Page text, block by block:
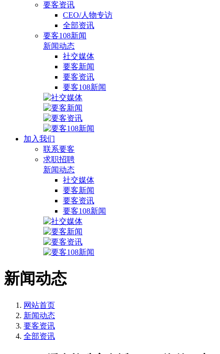
要客资讯
CEO/人物专访
全部资讯
要客108新闻
新闻动态
社交媒体
要客新闻
要客资讯
要客108新闻
加入我们
联系要客
求职招聘
新闻动态
社交媒体
要客新闻
要客资讯
要客108新闻
新闻动态
网站首页
新闻动态
要客资讯
全部资讯